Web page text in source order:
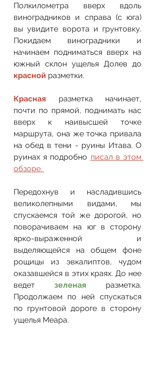
Полкилометра вверх вдоль
виноградников и справа (с юга)
вы увидите ворота и грунтовку.
Покидаем виноградники и
начинаем подниматься вверх на
южный склон ущелья Долев до
красной разметки.
Красная разметка начинает,
почти по прямой, поднимать нас
вверх к наивысшей точке
маршрута, она же точка привала
на обед в тени - руины Итава. О
руинах я подробно писал в этом
обзоре.
Передохнув и насладившись
великолепными видами, мы
спускаемся той же дорогой, но
поворачиваем на юг в сторону
ярко-выраженной и
выделяющейся на общем фоне
рощицы из эвкалиптов, чудом
оказавшейся в этих краях. До нее
ведет зеленая разметка.
Продолжаем по ней спускаться
по грунтовой дороге в сторону
ущелья Меара.